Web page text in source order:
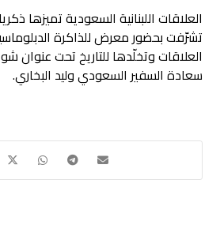
العلاقات اللبنانية السعودية تميزها
تشرّفت بحضور معرض للذاكرة
العلاقات وتخلّدها للتاريخ تحت عنوان
سعادة السفير السعودي وليد البخاري.